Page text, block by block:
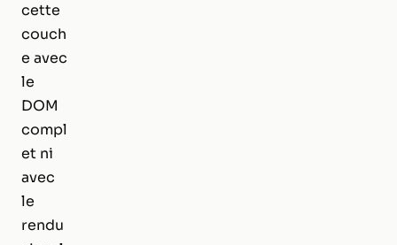
cette
couch
e avec
le
DOM
compl
et ni
avec
le
rendu